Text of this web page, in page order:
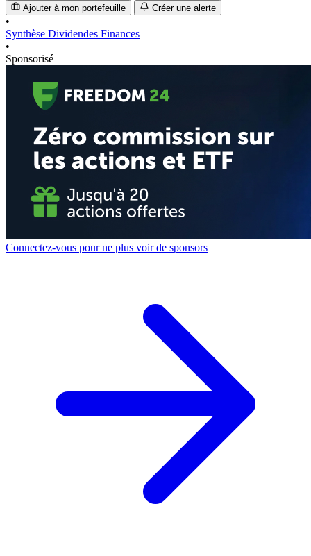
Ajouter à mon portefeuille Créer une alerte
•
Synthèse Dividendes Finances
•
Sponsorisé
Connectez-vous pour ne plus voir de sponsors